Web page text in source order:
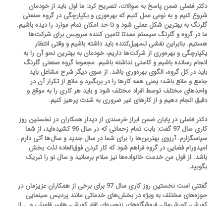
دکتر فضلی ضمن پاسخ به سوالات، تصریح کرد: ما اول باید از خودمان
شروع کنیم و به نوعی عمل کنیم که بهره‌وری و یکپارچگی در گروه صنعتی
گلرنگ به بهترین شکل عملی شود و تا حد امکان تمام موارد را دیده باشیم.
ما در گروه و گلرنگ سیستم عمدتا تامین کننده سرویس برای شرکت‌ها
هستیم. بنابراین نقشی تسهیل‌کننده باید داشته باشیم و وقتی انتظار
یکپارچگی و بهره‌وری از شرکت‌ها داریم، خودمان به بهترین نحو آن را به
انجام رسانده باشیم و کاستی نداشته باشیم. مجموعا گروه صنعتی گلرنگ
باید در کل گروه، الگوی بهره‌وری باشد. از سوی دیگر شرح مشاغل باید
جامع و مانع باشد؛ یعنی همه کارها را در بربگیرد و مانع از تکرار آن در
واحدهای مختلف توسط افراد مختلف شود و باید هر کاری را به موقع و
دقیق انجام دهیم و از کارهای غیر ضروری به شدت پرهیز کنیم.
دکتر فضلی در پایان ضمن ابراز خرسندی از دیدار همکاران در نخستین روز
کاری سال 97 گفت: بابت تمام زحماتی که در سال 96 کشیده‌اید، از شما
سپاسگزارم. آرزوی بهترین‌ها را برای شما در سال جدید و سال‌ها آتی دارم .
امیدورام فضایی در گروه فراهم شود که کار کردن فوق‌العاده لذت بخش
باشد. از قول من خدمت خانواده‌ها نیز سلام برسانید و سال نو را تبریک
بگویید.
گفتنی است نخستین روز کاری سال 97 برای برخی از همکاران عزیزمان در
حوزه‌های مختلف به ویژه در بخش‌های خدماتی مانند پردیس سینمایی